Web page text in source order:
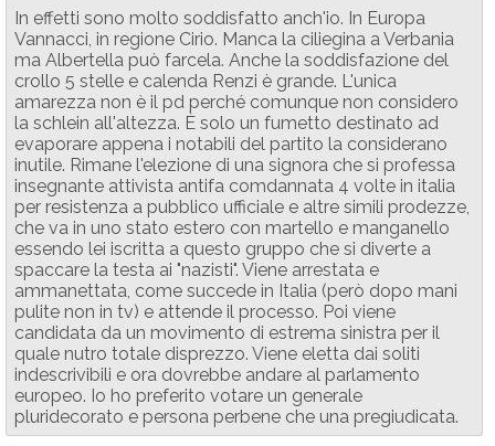
In effetti sono molto soddisfatto anch'io. In Europa
Vannacci, in regione Cirio. Manca la ciliegina a Verbania
ma Albertella può farcela. Anche la soddisfazione del
crollo 5 stelle e calenda Renzi è grande. L'unica
amarezza non è il pd perché comunque non considero
la schlein all'altezza. È solo un fumetto destinato ad
evaporare appena i notabili del partito la considerano
inutile. Rimane l'elezione di una signora che si professa
insegnante attivista antifa comdannata 4 volte in italia
per resistenza a pubblico ufficiale e altre simili prodezze,
che va in uno stato estero con martello e manganello
essendo lei iscritta a questo gruppo che si diverte a
spaccare la testa ai "nazisti". Viene arrestata e
ammanettata, come succede in Italia (però dopo mani
pulite non in tv) e attende il processo. Poi viene
candidata da un movimento di estrema sinistra per il
quale nutro totale disprezzo. Viene eletta dai soliti
indescrivibili e ora dovrebbe andare al parlamento
europeo. Io ho preferito votare un generale
pluridecorato e persona perbene che una pregiudicata.